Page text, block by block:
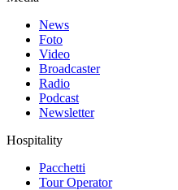
News
Foto
Video
Broadcaster
Radio
Podcast
Newsletter
Hospitality
Pacchetti
Tour Operator